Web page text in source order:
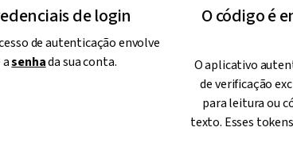
de login
de autenticação envolve
asenhada sua conta.
O código é
O aplicativo
de verificação
para leitura ou
texto. Esses